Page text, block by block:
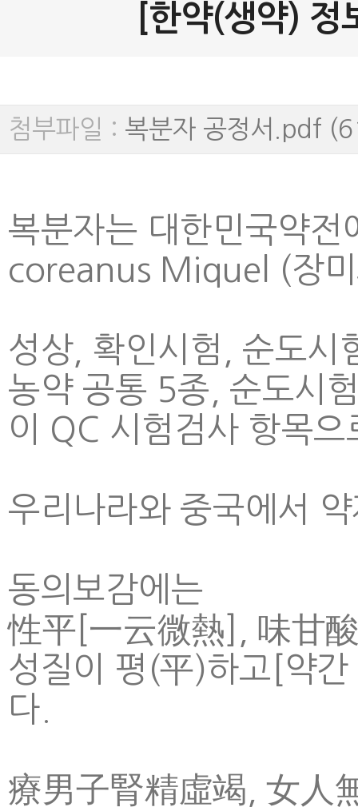
[한약(생약)
첨부파일 : 복분자 공정서.pdf
복분자는 대한민국약
coreanus Miquel (장미
성상, 확인시험, 순도시
농약 공통 5종, 순도시
이 QC 시험검사 항목
우리나라와 중국에서
동의보감에는
性平[一云微熱], 味甘
성질이 평(平)하고[약
다.
療男子腎精虛竭, 女人